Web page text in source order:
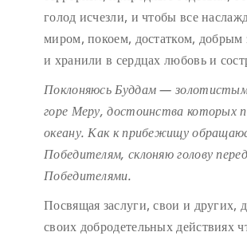
голод исчезли, и чтобы все
миром, покоем, достатком, добрым
и хранили в сердцах любовь и
Поклоняюсь Буддам —
горе Меру, достоинства которых
океану. Как к прибежищу
Победителям, склоняю голову
Победителями.
Посвящая заслуги, свои и других,
своих добродетельных действиях